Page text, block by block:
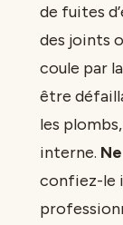
de fuites
des joints
coule par
être
les
interne.
confiez-le